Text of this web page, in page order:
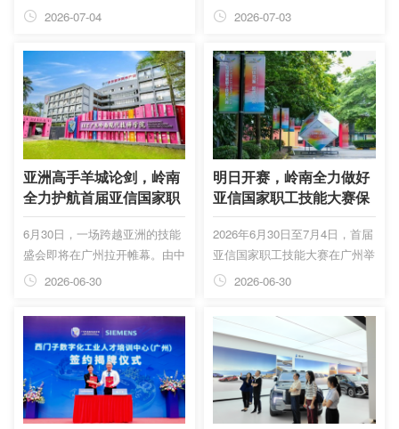
技能大赛闭幕式暨颁奖典礼在广
总裁韩利庆，广东岭南现代技师
学院黄校长，执行校长余琦，以
及其他班子成员、部分中层干
部、亚信竞赛志愿者一起参加活
动。
2026-07-04
师学院开赛。赛场内外，23个
等，围绕砌筑、无人机装调检
修、高压电缆智能运检三大赛项
同台切磋，向世界展现劳动风
采、行业匠心、技能展示和观摩
交流等，以技能交流互鉴的“软
联通”促进亚信国家的“心相通”。
2026-07-03
亚洲高手羊城论剑，岭南
全力护航首届亚信国家职
工技能大赛！
6月30日，一场跨越亚洲的技能
盛会即将在广州拉开帷幕。由中
华全国总工会主办，中国职工对
广东省总工会共同承办的首届亚
信国家职工技能大赛，将于6月
30日至7月4日盛大举行。20多
个亚信成员国及部分观察员国的
职工代表、约80名外方技能精
英将齐聚羊城，以“互信互鉴 匠
2026-06-30
明日开赛，岭南全力做好
亚信国家职工技能大赛保
障工作
2026年6月30日至7月4日，首届
亚信国家职工技能大赛在广州举
行。作为赛事核心场地的承办单
广东岭南现代技师学院已准备就
绪，以高标准、严要求完成各项
筹备工作，静候各国技能人才齐
聚岭南，共襄盛举。
2026-06-30